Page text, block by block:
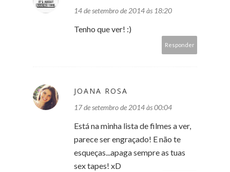
14 de setembro de 2014 às 18:20
Tenho que ver! :)
Responder
JOANA ROSA
17 de setembro de 2014 às 00:04
Está na minha lista de filmes a ver,
parece ser engraçado! E não te
esqueças...apaga sempre as tuas
sex tapes! xD